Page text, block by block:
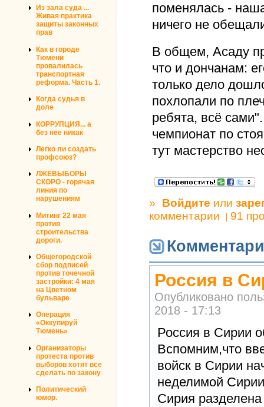
Из зала суда ...
Живая практика
защиты законных
прав
Как в городе
Тюмени
провалилась
транспортная
реформа. Часть 1.
Когда судья в
доле
КОРРУПЦИЯ... а
без нее никак
Легко ли создать
профсоюз?
ЛЖЕВЫБОРЫ
СКОРО - горячая
линия по
нарушениям
Митинг 22 мая
против
строительства
дороги.
Общегородской
сбор подписей
против точечной
застройки: 4 мая
на Цветном
бульваре
Операция
«Оккупируй
Тюмень»
Организаторы
протеста против
выборов хотят все
сделать по закону
Политический
юмор.
поменялась -
ничего не
В общем, Асаду
что и дончанам:
только дело
похлопали по
ребята, всё
чемпионат по
тут мастерство
» Войдите или
комментарии
91
Россия в
Опубликовано
2018 - 17:13
Россия в Сирии
Вспомним,что
войск в Сирии
неделимой
Сирия разделена